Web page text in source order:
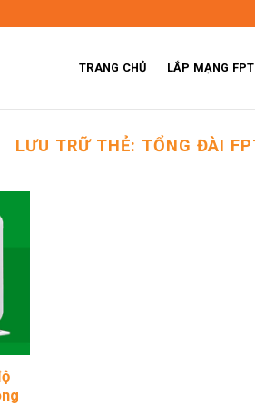
TRANG CHỦ LẮP MẠNG FPT
LƯU TRỮ THẺ: TỔNG ĐÀI